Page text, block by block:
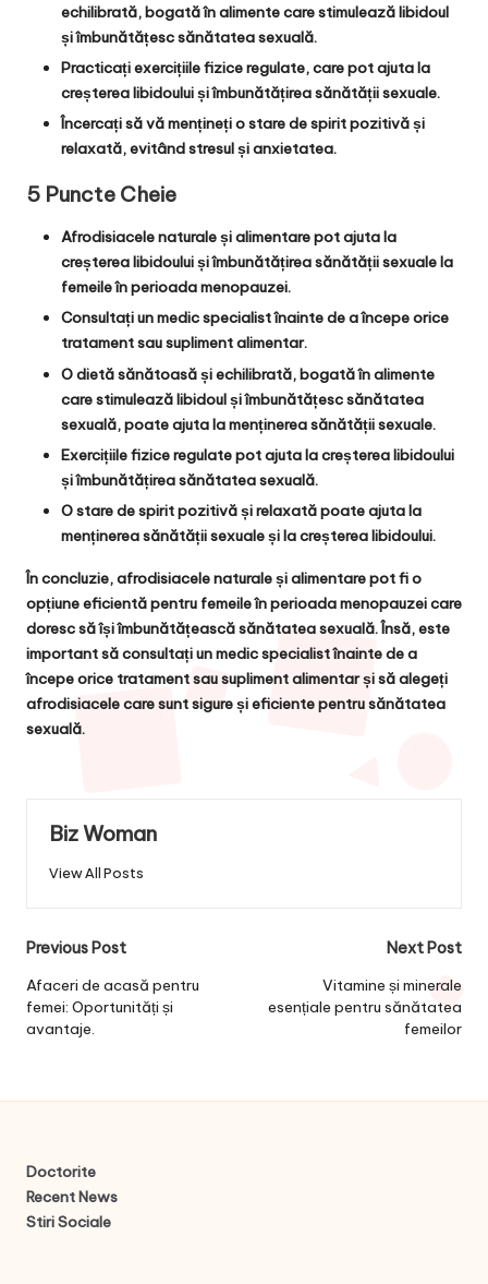
echilibrată, bogată în alimente care stimulează libidoul
și îmbunătățesc sănătatea sexuală.
Practicați exercițiile fizice regulate, care pot ajuta la
creșterea libidoului și îmbunătățirea sănătății sexuale.
Încercați să vă mențineți o stare de spirit pozitivă și
relaxată, evitând stresul și anxietatea.
5 Puncte Cheie
Afrodisiacele naturale și alimentare pot ajuta la
creșterea libidoului și îmbunătățirea sănătății sexuale la
femeile în perioada menopauzei.
Consultați un medic specialist înainte de a începe orice
tratament sau supliment alimentar.
O dietă sănătoasă și echilibrată, bogată în alimente
care stimulează libidoul și îmbunătățesc sănătatea
sexuală, poate ajuta la menținerea sănătății sexuale.
Exercițiile fizice regulate pot ajuta la creșterea libidoului
și îmbunătățirea sănătatea sexuală.
O stare de spirit pozitivă și relaxată poate ajuta la
menținerea sănătății sexuale și la creșterea libidoului.
În concluzie, afrodisiacele naturale și alimentare pot fi o
opțiune eficientă pentru femeile în perioada menopauzei care
doresc să își îmbunătățească sănătatea sexuală. Însă, este
important să consultați un medic specialist înainte de a
începe orice tratament sau supliment alimentar și să alegeți
afrodisiacele care sunt sigure și eficiente pentru sănătatea
sexuală.
Biz Woman
View All Posts
Post
navigation
Previous Post
Afaceri de acasă pentru
femei: Oportunități și
avantaje.
Next Post
Vitamine și minerale
esențiale pentru sănătatea
femeilor
Doctorite
Recent News
Stiri Sociale